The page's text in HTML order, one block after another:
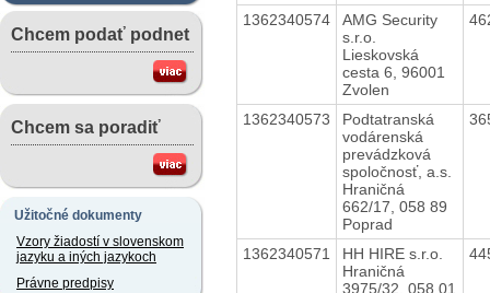
Chcem podať podnet
Chcem sa poradiť
Užitočné dokumenty
Vzory žiadostí v slovenskom
jazyku a iných jazykoch
Právne predpisy
1362340574
AMG Security
s.r.o.
Lieskovská
cesta 6, 96001
Zvolen
1362340573
Podtatranská
vodárenská
prevádzková
spoločnosť, a.s.
Hraničná
662/17, 058 89
Poprad
1362340571
HH HIRE s.r.o.
Hraničná
3975/32, 058 01